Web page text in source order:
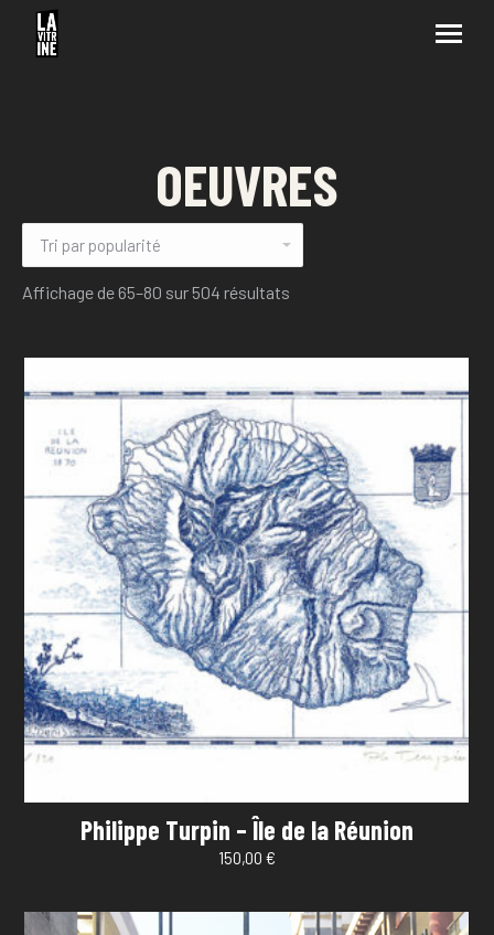
OEUVRES
Affichage de 65–80 sur 504 résultats
Philippe Turpin – Île de la Réunion
150,00 €